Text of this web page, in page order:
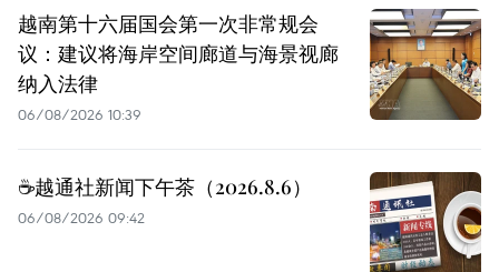
越南第十六届国会第一次非常规会
议：建议将海岸空间廊道与海景视廊
纳入法律
06/08/2026 10:39
☕️越通社新闻下午茶（2026.8.6）
06/08/2026 09:42